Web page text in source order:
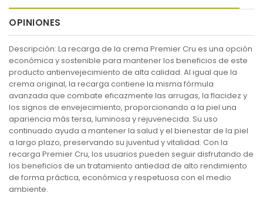
OPINIONES
Descripción: La recarga de la crema Premier Cru es una opción
económica y sostenible para mantener los beneficios de este
producto antienvejecimiento de alta calidad. Al igual que la
crema original, la recarga contiene la misma fórmula
avanzada que combate eficazmente las arrugas, la flacidez y
los signos de envejecimiento, proporcionando a la piel una
apariencia más tersa, luminosa y rejuvenecida. Su uso
continuado ayuda a mantener la salud y el bienestar de la piel
a largo plazo, preservando su juventud y vitalidad. Con la
recarga Premier Cru, los usuarios pueden seguir disfrutando de
los beneficios de un tratamiento antiedad de alto rendimiento
de forma práctica, económica y respetuosa con el medio
ambiente.